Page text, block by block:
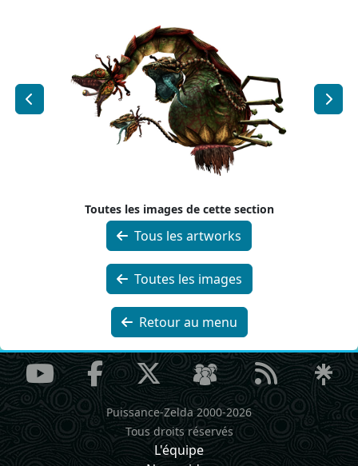
Toutes les images de cette section
Tous les artworks
Toutes les images
Retour au menu
Puissance-Zelda 2000-2026
Tous droits réservés
L'équipe